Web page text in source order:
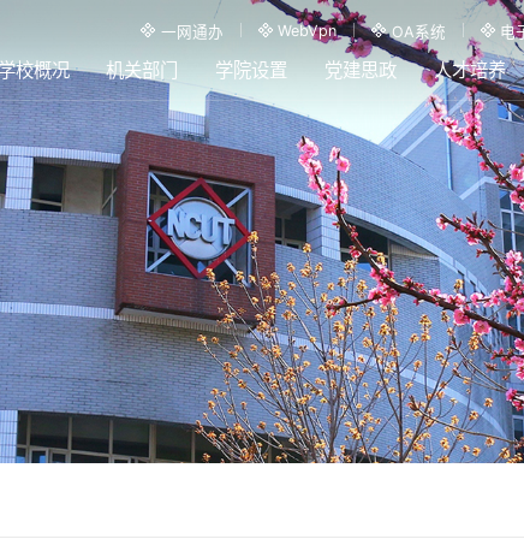
一网通办 WebVpn OA系统 电
校概况 机关部门 学院设置 党建思政 人才培养